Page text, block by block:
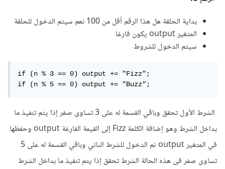
بداية الحلقة هل هذا الرقم أقل من 100 نعم سيتم الدخول للحلقة
المتغير output يكون فارغا
سيتم الدخول للشروط
if (n % 3 == 0) output += "Fizz";
if (n % 5 == 0) output += "Buzz";
الشرط الأول تحقق وباقي القسمة له على 3 تساوى صفر إذا يتم تنفيذ ما
بداخل الشرط وهو إضافة الكلمة Fizz إلى القيمة الفارغة output وحفظها
في المتغير output ثم الدخول للشرط الثاني وباقي القسمة له على 5
تساوى صفر فى هذه الحالة الشرط تحقق إذا يتم تنفيذ ما بداخل الشرط